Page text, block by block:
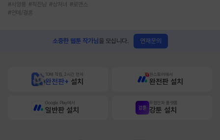
#서양풍 #직진남 #상처녀 #로맨스
#연애/결혼
소중한 웹툰 작가님을 모십니다. 연재문의
10배 적립, 2시간 먼저
완전판+ 설치
원스토어에서
완전판 설치
Google Play에서
일반판 설치
무협만화 플랫폼
강툰 설치